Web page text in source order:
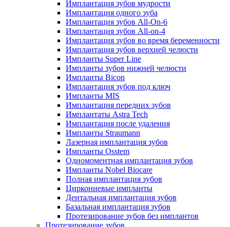
Имплантация зубов мудрости
Имплантация одного зуба
Имплантация зубов All-On-6
Имплантация зубов All-on-4
Имплантация зубов во время беременности
Имплантация зубов верхней челюсти
Импланты Super Line
Импланты зубов нижней челюсти
Импланты Bicon
Имплантация зубов под ключ
Импланты MIS
Имплантация передних зубов
Имплантаты Astra Tech
Имплантация после удаления
Импланты Straumann
Лазерная имплантация зубов
Импланты Osstem
Одномоментная имплантация зубов
Импланты Nobel Biocare
Полная имплантация зубов
Циркониевые импланты
Дентальная имплантация зубов
Базальная имплантация зубов
Протезирование зубов без имплантов